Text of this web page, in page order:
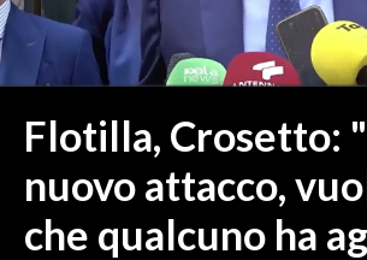
NUORO E PROVINCIA
OGLIASTRA
ITALIA
MONDO
Flotilla, Crosetto:
nuovo attacco,
che qualcuno ha